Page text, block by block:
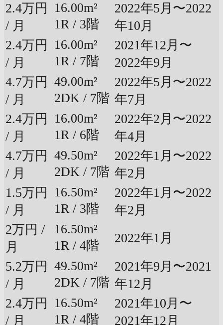
2.4万円
/ 月
16.00m²
1R / 3階
2022年5月〜2022
年10月
2.4万円
/ 月
16.00m²
1R / 7階
2021年12月〜
2022年9月
4.7万円
/ 月
49.00m²
2DK / 7階
2022年5月〜2022
年7月
2.4万円
/ 月
16.00m²
1R / 6階
2022年2月〜2022
年4月
4.7万円
/ 月
49.50m²
2DK / 7階
2022年1月〜2022
年2月
1.5万円
/ 月
16.50m²
1R / 3階
2022年1月〜2022
年2月
2万円 /
月
16.50m²
1R / 4階
2022年1月
5.2万円
/ 月
49.50m²
2DK / 7階
2021年9月〜2021
年12月
2.4万円
/ 月
16.50m²
1R / 4階
2021年10月〜
2021年12月